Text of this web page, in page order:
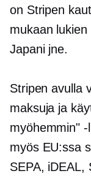
on Stripen
mukaan
Japani jne.
Stripen avulla
maksuja ja
myöhemmin"
myös EU:ssa
SEPA, iDEAL,